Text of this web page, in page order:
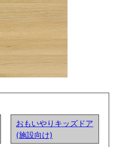
おもいやりキッズドア
(施設向け)